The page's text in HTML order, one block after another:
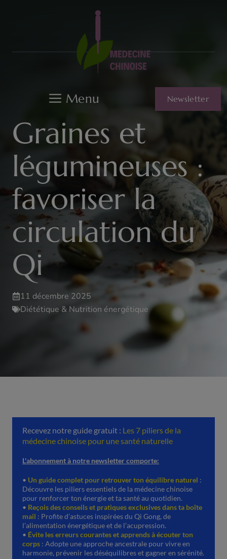
Menu Newsletter
Graines et
légumineuses :
favoriser la
circulation du
Qi
11 décembre 2025
Diététique & Nutrition énergétique